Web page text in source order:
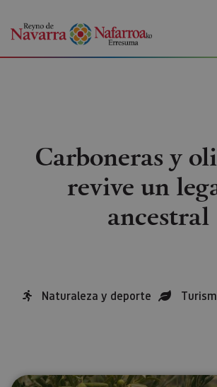
Carboneras y
revive un
ancestral
Naturaleza y deporte